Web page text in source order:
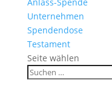
Unternehmen
Spendendose
Testament
Seite wählen